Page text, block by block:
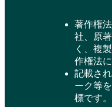
著作権
社、原
く、複
作権法
記載さ
ーク等
標です。